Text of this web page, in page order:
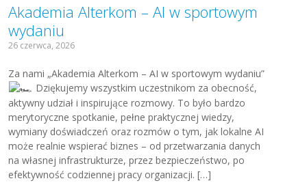
Akademia Alterkom – AI w sportowym
wydaniu
26 czerwca, 2026
Za nami „Akademia Alterkom – AI w sportowym wydaniu”
Dziękujemy wszystkim uczestnikom za obecność,
aktywny udział i inspirujące rozmowy. To było bardzo
merytoryczne spotkanie, pełne praktycznej wiedzy,
wymiany doświadczeń oraz rozmów o tym, jak lokalne AI
może realnie wspierać biznes – od przetwarzania danych
na własnej infrastrukturze, przez bezpieczeństwo, po
efektywność codziennej pracy organizacji. […]